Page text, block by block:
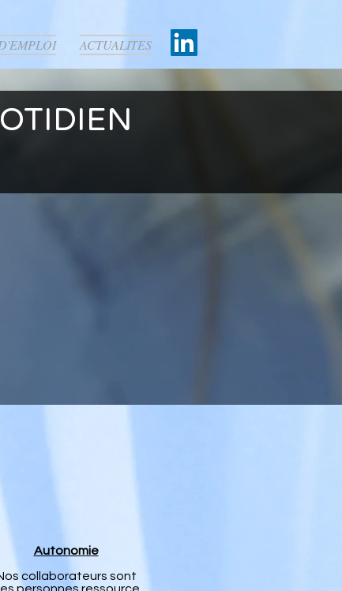
ACTUALITES
Autonomie
collaborateurs sont